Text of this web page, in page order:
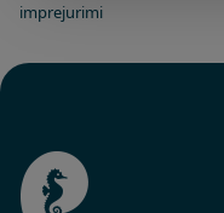
imprejurimi